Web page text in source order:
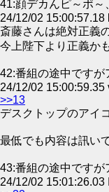
41:顔デカんピ～ポ
24/12/02
斎藤さんは絶対正義
今上陛下より正義か
42:番組の途中です
24/12/02
>>13
デスクトップのアイ
最低でも内容は訊い
43:番組の途中です
24/12/02 15:01:26.03